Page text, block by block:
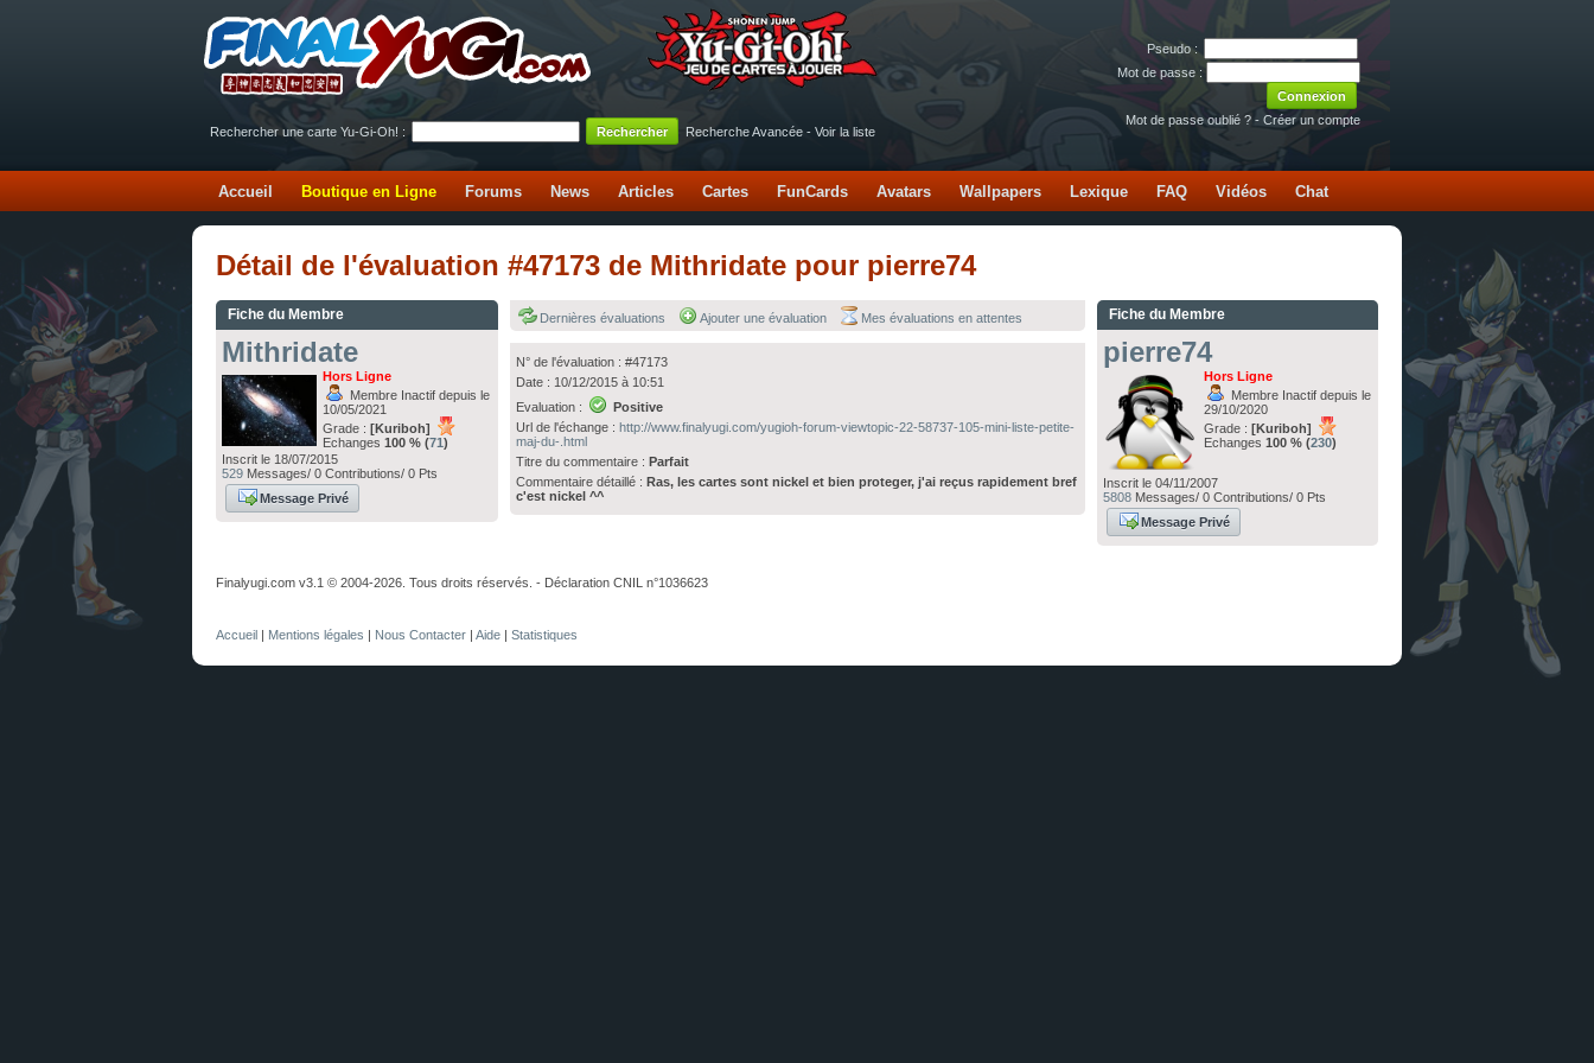
Pseudo :
Mot de passe :
Mot de passe oublié ? - Créer un compte
Rechercher une carte Yu-Gi-Oh! :
Recherche Avancée - Voir la liste
Accueil Boutique en Ligne Forums News Articles Cartes FunCards Avatars Wallpapers Lexique FAQ Vidéos Chat
Détail de l'évaluation #47173 de Mithridate pour pierre74
Fiche du Membre
Mithridate
Hors Ligne
Membre Inactif depuis le
10/05/2021
Grade : [Kuriboh]
Echanges 100 % (71)
Inscrit le 18/07/2015
529 Messages/ 0 Contributions/ 0 Pts
Message Privé
Dernières évaluations Ajouter une évaluation Mes évaluations en attentes
N° de l'évaluation : #47173
Date : 10/12/2015 à 10:51
Evaluation :
Positive
Url de l'échange : http://www.finalyugi.com/yugioh-forum-viewtopic-22-58737-105-mini-liste-petite-
maj-du-.html
Titre du commentaire : Parfait
Commentaire détaillé : Ras, les cartes sont nickel et bien proteger, j'ai reçus rapidement bref
c'est nickel ^^
Fiche du Membre
pierre74
Hors Ligne
Membre Inactif depuis le
29/10/2020
Grade : [Kuriboh]
Echanges 100 % (230)
Inscrit le 04/11/2007
5808Messages/ 0 Contributions/ 0 Pts
Message Privé
Finalyugi.com v3.1 © 2004-2026. Tous droits réservés. - Déclaration CNIL n°1036623
Accueil | Mentions légales | Nous Contacter | Aide | Statistiques